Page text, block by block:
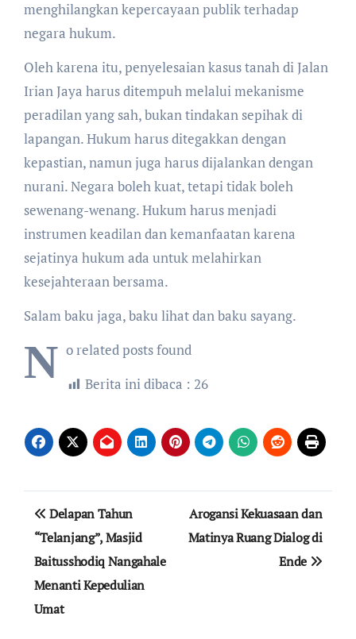
menghilangkan kepercayaan publik terhadap
negara hukum.
Oleh karena itu, penyelesaian kasus tanah di Jalan
Irian Jaya harus ditempuh melalui mekanisme
peradilan yang sah, bukan tindakan sepihak di
lapangan. Hukum harus ditegakkan dengan
kepastian, namun juga harus dijalankan dengan
nurani. Negara boleh kuat, tetapi tidak boleh
sewenang-wenang. Hukum harus menjadi
instrumen keadilan dan kemanfaatan karena
sejatinya hukum ada untuk melahirkan
kesejahteraan bersama.
Salam baku jaga, baku lihat dan baku sayang.
N o related posts found
Berita ini dibaca : 26
Navigasi
pos
Delapan Tahun
“Telanjang”, Masjid
Baitusshodiq Nangahale
Menanti Kepedulian
Umat
Arogansi Kekuasaan dan
Matinya Ruang Dialog di
Ende